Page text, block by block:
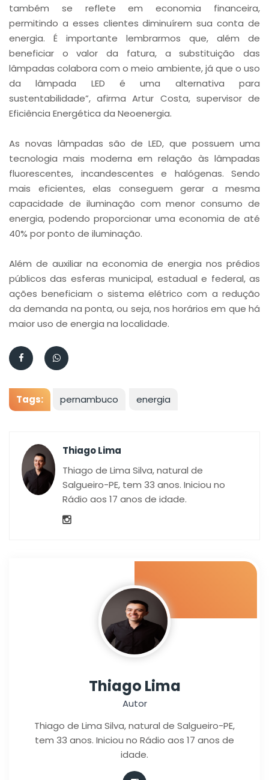
também se reflete em economia financeira,
permitindo a esses clientes diminuírem sua conta de
energia. É importante lembrarmos que, além de
beneficiar o valor da fatura, a substituição das
lâmpadas colabora com o meio ambiente, já que o uso
da lâmpada LED é uma alternativa para
sustentabilidade”, afirma Artur Costa, supervisor de
Eficiência Energética da Neoenergia.
As novas lâmpadas são de LED, que possuem uma
tecnologia mais moderna em relação às lâmpadas
fluorescentes, incandescentes e halógenas. Sendo
mais eficientes, elas conseguem gerar a mesma
capacidade de iluminação com menor consumo de
energia, podendo proporcionar uma economia de até
40% por ponto de iluminação.
Além de auxiliar na economia de energia nos prédios
públicos das esferas municipal, estadual e federal, as
ações beneficiam o sistema elétrico com a redução
da demanda na ponta, ou seja, nos horários em que há
maior uso de energia na localidade.
Tags: pernambuco energia
Thiago Lima
Thiago de Lima Silva, natural de
Salgueiro-PE, tem 33 anos. Iniciou no
Rádio aos 17 anos de idade.
Thiago Lima
Autor
Thiago de Lima Silva, natural de Salgueiro-PE,
tem 33 anos. Iniciou no Rádio aos 17 anos de
idade.